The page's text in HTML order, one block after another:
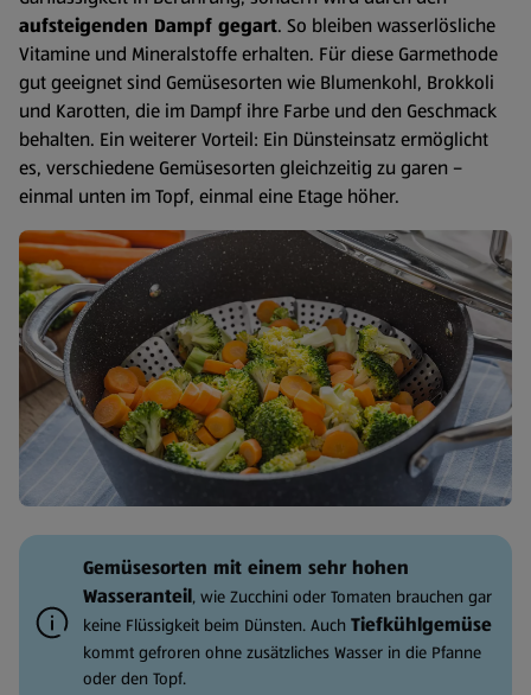
aufsteigenden Dampf gegart. So bleiben wasserlösliche
Vitamine und Mineralstoffe erhalten. Für diese Garmethode
gut geeignet sind Gemüsesorten wie Blumenkohl, Brokkoli
und Karotten, die im Dampf ihre Farbe und den Geschmack
behalten. Ein weiterer Vorteil: Ein Dünsteinsatz ermöglicht
es, verschiedene Gemüsesorten gleichzeitig zu garen –
einmal unten im Topf, einmal eine Etage höher.
Gemüsesorten mit einem sehr hohen
Wasseranteil, wie Zucchini oder Tomaten brauchen gar
keine Flüssigkeit beim Dünsten. Auch Tiefkühlgemüse
kommt gefroren ohne zusätzliches Wasser in die Pfanne
oder den Topf.